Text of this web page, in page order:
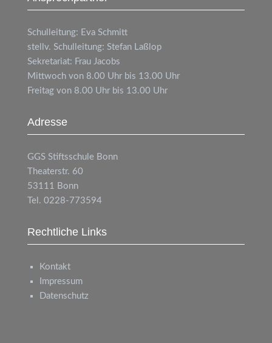
Schulleitung: Eva Schmitt
stellv. Schulleitung: Stefan Laßlop
Sekretariat: Frau Jacobs
Mittwoch von 8.00 Uhr bis 13.00 Uhr
Freitag von 8.00 Uhr bis 13.00 Uhr
Adresse
GGS Stiftsschule Bonn
Theaterstr. 60
53111 Bonn
Tel. 0228-773594
Rechtliche Links
Kontakt
Impressum
Datenschutz